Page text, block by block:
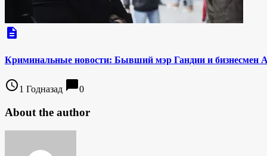
description
Криминальные новости: Бывший мэр Гандии и бизнесмен
access_time1 Годназад chat_bubble0
About the author